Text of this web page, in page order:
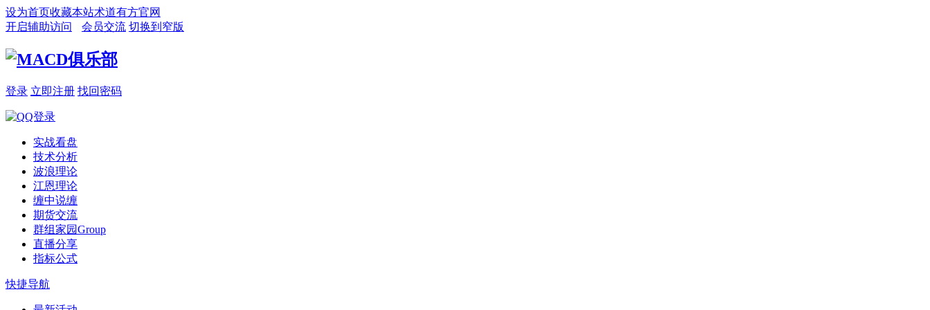
设为首页收藏本站术道有方官网
开启辅助访问
会员交流 切换到窄版
登录 立即注册 找回密码
实战看盘
技术分析
波浪理论
江恩理论
缠中说缠
期货交流
群组家园Group
直播分享
指标公式
快捷导航